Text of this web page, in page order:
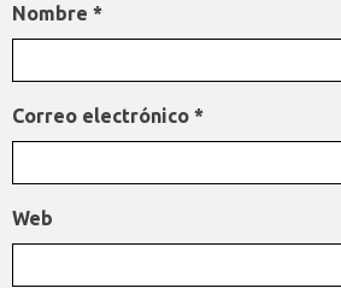
Nombre *
Correo electrónico *
Web